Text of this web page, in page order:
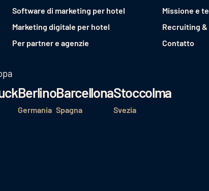
Software di marketing per hotel
Marketing digitale per hotel
Per partner e agenzie
Missione e
Recruiting
Contatto
Berlino
Germania
Barcellona
Spagna
Stoccolma
Svezia